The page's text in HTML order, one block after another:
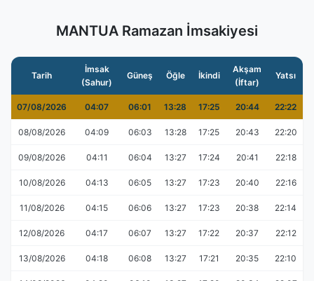
MANTUA Ramazan İmsakiyesi
Tarih
İmsak
(Sahur)
Güneş Öğle İkindi
Akşam
(İftar)
Yatsı
07/08/2026 04:07 06:01 13:28 17:25 20:44 22:22
08/08/2026 04:09 06:03 13:28 17:25 20:43 22:20
09/08/2026 04:11 06:04 13:27 17:24 20:41 22:18
10/08/2026 04:13 06:05 13:27 17:23 20:40 22:16
11/08/2026 04:15 06:06 13:27 17:23 20:38 22:14
12/08/2026 04:17 06:07 13:27 17:22 20:37 22:12
13/08/2026 04:18 06:08 13:27 17:21 20:35 22:10